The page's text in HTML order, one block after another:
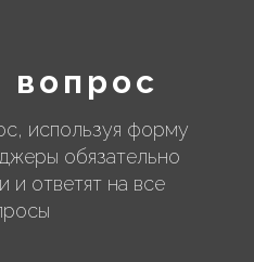
вопрос
используя форму
обязательно
и ответят на все